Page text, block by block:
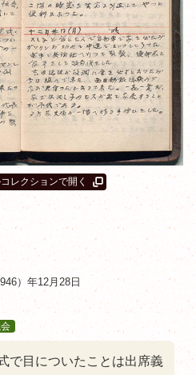
レクションで開く
）年12月28日
で目についたことは出席義